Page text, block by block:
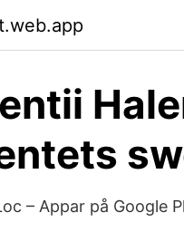
– Appar på Google